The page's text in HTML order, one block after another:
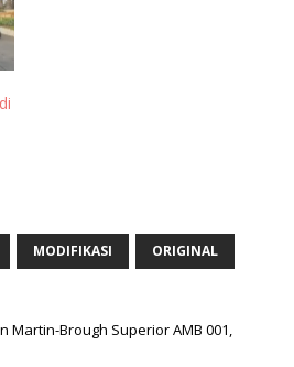
MODIFIKASI ORIGINAL
Martin-Brough Superior AMB 001,